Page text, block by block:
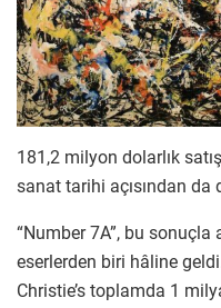
181,2 milyon dolarlık
sanat tarihi açısından da
“Number 7A”, bu sonuçla
eserlerden biri hâline
Christie’s toplamda 1